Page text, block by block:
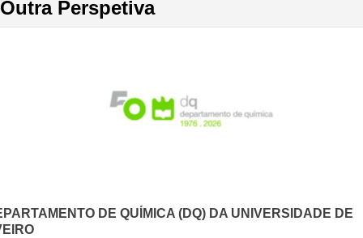
Outra Perspetiva
DE QUÍMICA (DQ) DA UNIVERSIDADE DE